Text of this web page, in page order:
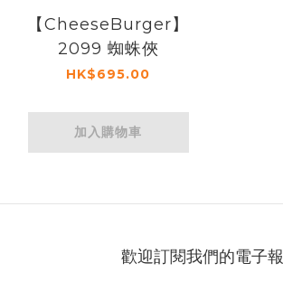
【CheeseBurger】
2099 蜘蛛俠
HK$695.00
加入購物車
歡迎訂閱我們的電子報